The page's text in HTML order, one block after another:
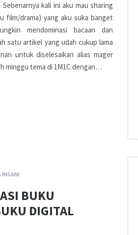
kali ini aku mau sharing
drama) yang aku suka banget
mendominasi bacaan dan
satu artikel yang udah cukup lama
untuk diselesaikan alias mager
minggu tema di 1M1C dengan…
INSANI
BUKU
DIGITAL